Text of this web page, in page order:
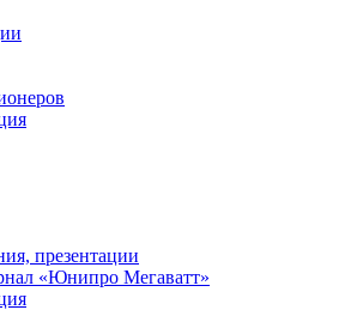
презентации
«Юнипро Мегаватт»